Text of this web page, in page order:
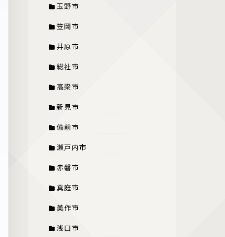
玉野市
笠岡市
井原市
総社市
高梁市
新見市
備前市
瀬戸内市
赤磐市
真庭市
美作市
浅口市